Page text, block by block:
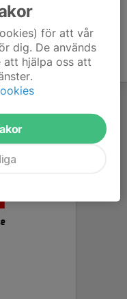
för att vår
dig. De används
hjälpa oss att